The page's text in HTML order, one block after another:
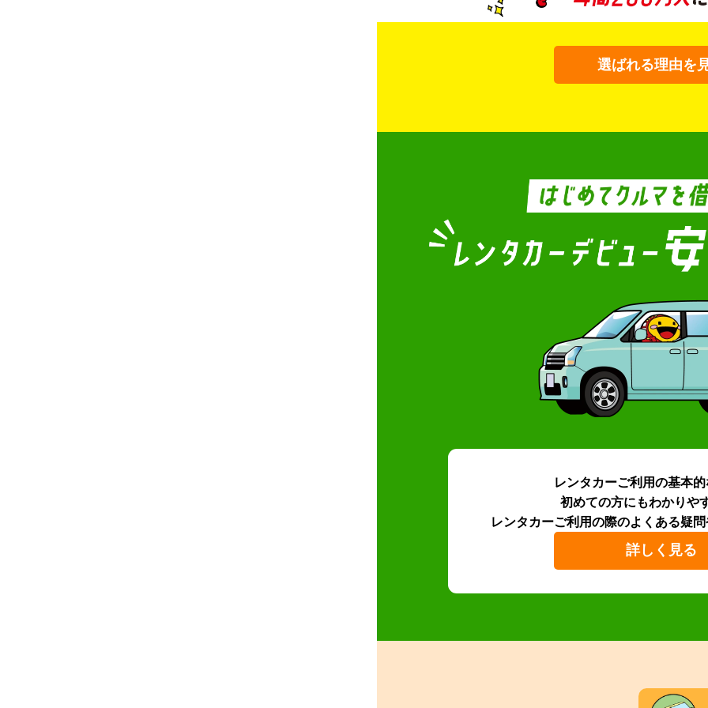
選ばれる理由を
レンタカーご利用の基本
初めての方にもわかりや
レンタカーご利用の際のよくある疑問
詳しく見る